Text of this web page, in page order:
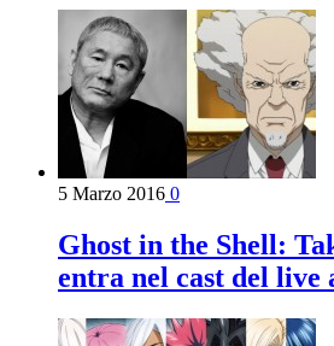
5 Marzo 2016 0
Ghost in the Shell:
entra nel cast del live